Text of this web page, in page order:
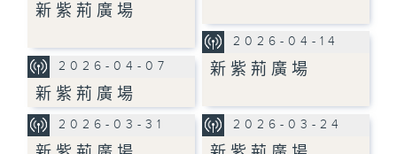
新紫荊廣場
2026-04-14
新紫荊廣場
2026-04-07
新紫荊廣場
2026-03-31 2026-03-24